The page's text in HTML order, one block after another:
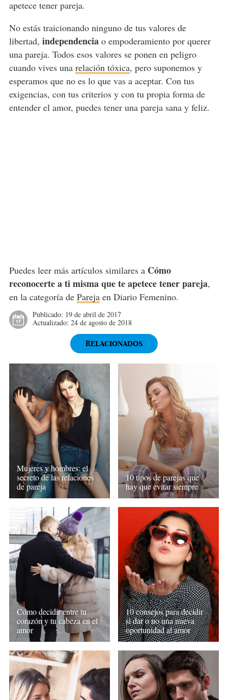
apetece tener pareja.
No estás traicionando ninguno de tus valores de
libertad, independenciao empoderamiento por querer
una pareja. Todos esos valores se ponen en peligro
cuando vives una relación tóxica, pero suponemos y
esperamos que no es lo que vas a aceptar. Con tus
exigencias, con tus criterios y con tu propia forma de
entender el amor, puedes tener una pareja sana y feliz.
Puedes leer más artículos similares a Cómo
reconocerte a ti misma que te apetece tener pareja,
en la categoría de Parejaen Diario Femenino.
Publicado: 19 de abril de 2017
Actualizado: 24 de agosto de 2018
RELACIONADOS
Mujeres y hombres: el
secreto de las relaciones
de pareja
10 tipos de parejas que
hay que evitar siempre
Cómo decidir entre tu
corazón y tu cabeza en el
amor
10 consejos para decidir
si dar o no una nueva
oportunidad al amor